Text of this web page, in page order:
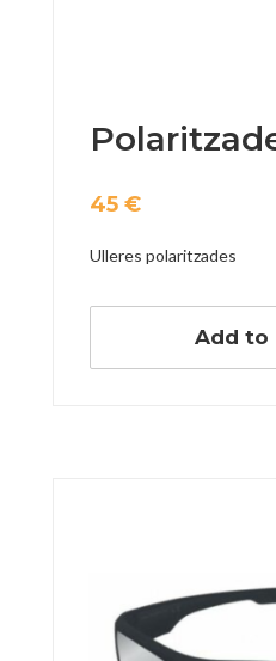
45 €
Ulleres polaritzades
Add to